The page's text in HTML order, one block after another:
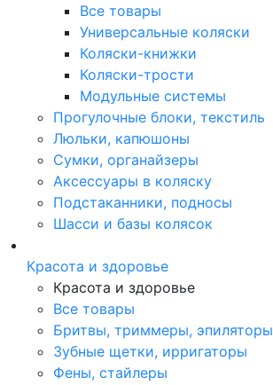
Все товары
Универсальные коляски
Коляски-книжки
Коляски-трости
Модульные системы
Прогулочные блоки, текстиль
Люльки, капюшоны
Сумки, органайзеры
Аксессуары в коляску
Подстаканники, подносы
Шасси и базы колясок
Красота и здоровье
Красота и здоровье
Все товары
Бритвы, триммеры, эпиляторы
Зубные щетки, ирригаторы
Фены, стайлеры